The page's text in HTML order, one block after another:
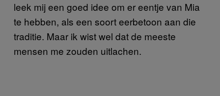
leek mij een goed idee om er eentje van Mia
te hebben, als een soort eerbetoon aan die
traditie. Maar ik wist wel dat de meeste
mensen me zouden uitlachen.